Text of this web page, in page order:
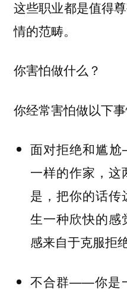
这些职业都是值得
情的范畴。
你害怕做什么？
你经常害怕做以下事
面对拒绝和尴
一样的作家，这
是，把你的话
生一种欣快的感
感来自于克服拒
不合群——你是